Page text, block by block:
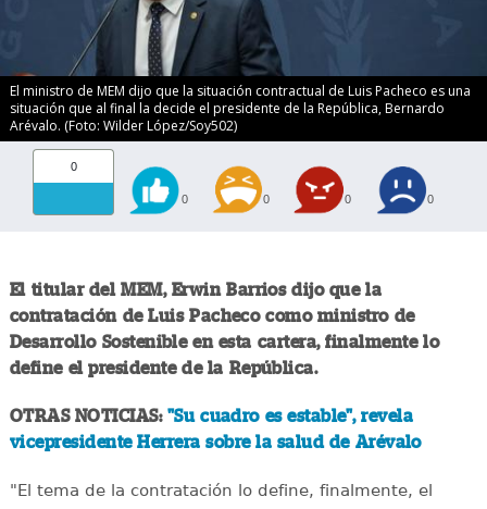
El ministro de MEM dijo que la situación contractual de Luis Pacheco es una
situación que al final la decide el presidente de la República, Bernardo
Arévalo. (Foto: Wilder López/Soy502)
0
0 0 0 0
El titular del MEM, Erwin Barrios dijo que la
contratación de Luis Pacheco como ministro de
Desarrollo Sostenible en esta cartera, finalmente lo
define el presidente de la República.
OTRAS NOTICIAS: "Su cuadro es estable", revela
vicepresidente Herrera sobre la salud de Arévalo
"El tema de la contratación lo define, finalmente, el